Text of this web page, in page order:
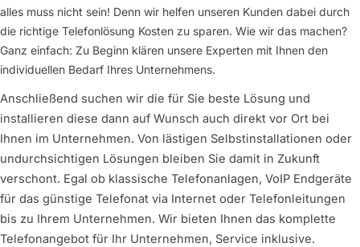
alles muss nicht sein! Denn wir helfen unseren Kunden dabei durch
die richtige Telefonlösung Kosten zu sparen. Wie wir das machen?
Ganz einfach: Zu Beginn klären unsere Experten mit Ihnen den
individuellen Bedarf Ihres Unternehmens.
Anschließend suchen wir die für Sie beste Lösung und
installieren diese dann auf Wunsch auch direkt vor Ort bei
Ihnen im Unternehmen. Von lästigen Selbstinstallationen oder
undurchsichtigen Lösungen bleiben Sie damit in Zukunft
verschont. Egal ob klassische Telefonanlagen, VoIP Endgeräte
für das günstige Telefonat via Internet oder Telefonleitungen
bis zu Ihrem Unternehmen. Wir bieten Ihnen das komplette
Telefonangebot für Ihr Unternehmen, Service inklusive.